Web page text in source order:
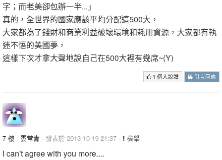
字；而老美卻包辦一半...」
真的，全世界的國家應該平均分配這500大，
大家都為了錢財和商業利益破壞環境和耗用資源，大家都有執
迷不悟的美國夢，
這樣下次才拿大聲地說自己在500大裡有幾席~(Y)
1 個人說讚 引言回應
7 樓 · 雲常青 · 發表於 2013-10-19 21:37 · 檢舉
I can't agree with you more....